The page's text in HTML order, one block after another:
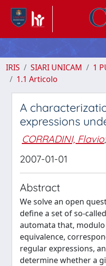
IRIS SIARI UNICAM
1
1.1 Articolo
A
expressions
CORRADINI, Flavio;
2007-01-01
Abstract
We solve an open
define a set of so-
automata that,
equivalence,
regular expressions,
determine whether a